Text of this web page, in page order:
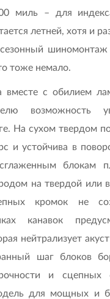
миль – для
летней, хотя и
сезонный
тоже немало.
вместе с обилием
возможность
На сухом твердом
и устойчива в
блокам
на твердой или
кромок не
канавок
нейтрализует
шаг блоков
и сцепных
для мощных и